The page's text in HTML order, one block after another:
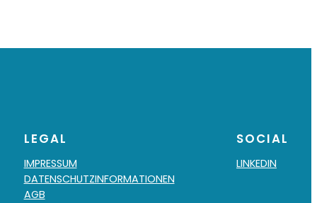
LEGAL
IMPRESSUM
DATENSCHUTZINFORMATIONEN
AGB
SOCIAL
LINKEDIN